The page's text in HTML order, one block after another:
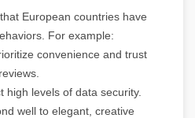
European countries have
For example:
convenience and trust
reviews.
high levels of data security.
well to elegant, creative